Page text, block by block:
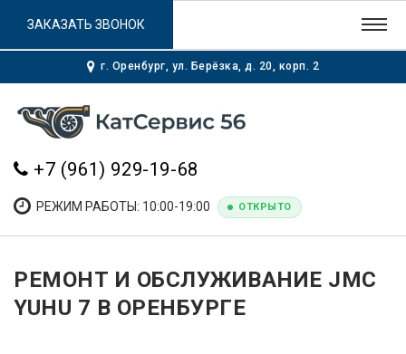
г. Оренбург, ул. Берёзка, д. 20, корп. 2
+7 (961) 929-19-68
РЕЖИМ РАБОТЫ: 10:00-19:00 ОТКРЫТО
ЗАКАЗАТЬ ЗВОНОК
РЕМОНТ И ОБСЛУЖИВАНИЕ JMC
YUHU 7 В ОРЕНБУРГЕ